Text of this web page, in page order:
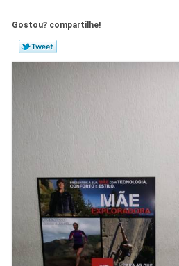
Gostou? compartilhe!